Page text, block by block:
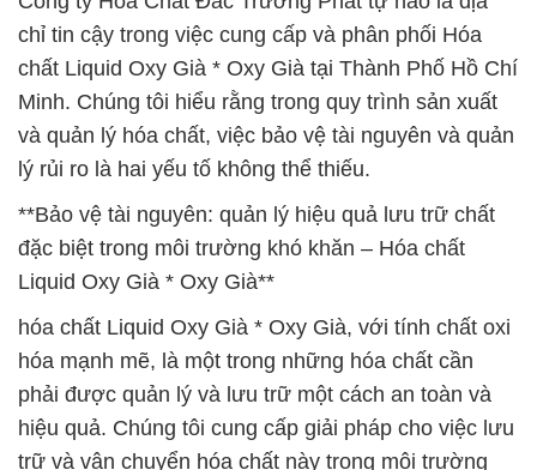
chỉ tin cậy trong việc cung cấp và phân phối Hóa
chất Liquid Oxy Già * Oxy Già tại Thành Phố Hồ Chí
Minh. Chúng tôi hiểu rằng trong quy trình sản xuất
và quản lý hóa chất, việc bảo vệ tài nguyên và quản
lý rủi ro là hai yếu tố không thể thiếu.
**Bảo vệ tài nguyên: quản lý hiệu quả lưu trữ chất
đặc biệt trong môi trường khó khăn – Hóa chất
Liquid Oxy Già * Oxy Già**
hóa chất Liquid Oxy Già * Oxy Già, với tính chất oxi
hóa mạnh mẽ, là một trong những hóa chất cần
phải được quản lý và lưu trữ một cách an toàn và
hiệu quả. Chúng tôi cung cấp giải pháp cho việc lưu
trữ và vận chuyển hóa chất này trong môi trường